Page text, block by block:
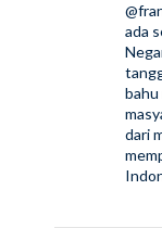
ada
bahu
dari